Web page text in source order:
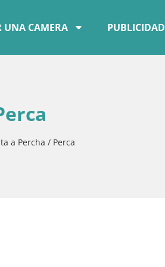
UNA CAMERA PUBLICIDAD
a Percha / Perca